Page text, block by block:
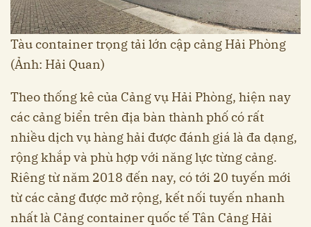
Tàu container trọng tải lớn cập cảng Hải Phòng
(Ảnh: Hải Quan)
Theo thống kê của Cảng vụ Hải Phòng, hiện nay
các cảng biển trên địa bàn thành phố có rất
nhiều dịch vụ hàng hải được đánh giá là đa dạng,
rộng khắp và phù hợp với năng lực từng cảng.
Riêng từ năm 2018 đến nay, có tới 20 tuyến mới
từ các cảng được mở rộng, kết nối tuyến nhanh
nhất là Cảng container quốc tế Tân Cảng Hải